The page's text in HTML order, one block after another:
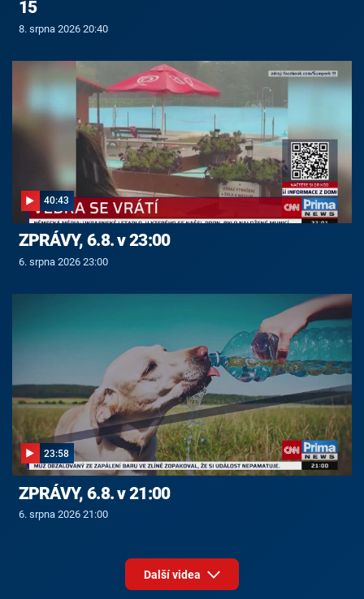
15
8. srpna 2026 20:40
40:43
ZPRÁVY, 6.8. v 23:00
6. srpna 2026 23:00
23:58
ZPRÁVY, 6.8. v 21:00
6. srpna 2026 21:00
Další videa